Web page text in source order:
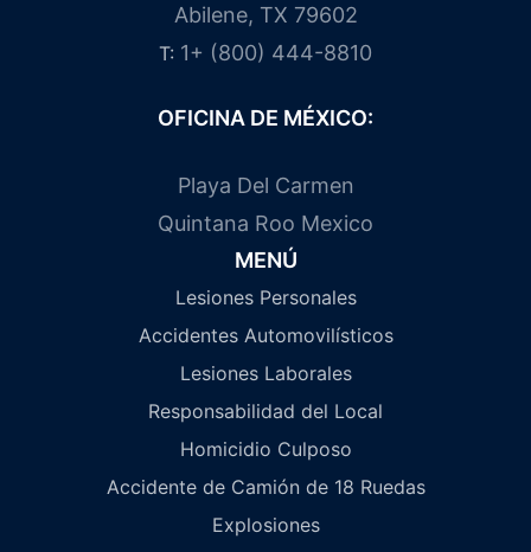
Abilene, TX 79602
T: 1+ (800) 444-8810
OFICINA DE MÉXICO:
Playa Del Carmen
Quintana Roo Mexico
MENÚ
Lesiones Personales
Accidentes Automovilísticos
Lesiones Laborales
Responsabilidad del Local
Homicidio Culposo
Accidente de Camión de 18 Ruedas
Explosiones